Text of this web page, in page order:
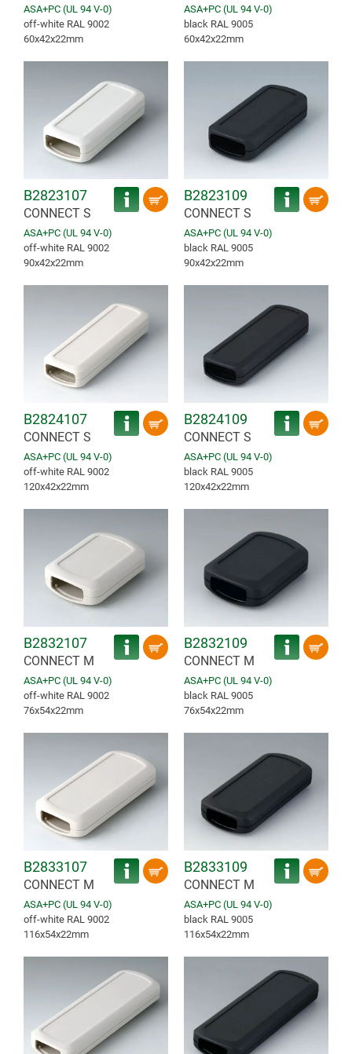
ASA+PC (UL 94 V-0)
off-white RAL 9002
60x42x22mm
ASA+PC (UL 94 V-0)
black RAL 9005
60x42x22mm
B2823107
CONNECT S
ASA+PC (UL 94 V-0)
off-white RAL 9002
90x42x22mm
B2823109
CONNECT S
ASA+PC (UL 94 V-0)
black RAL 9005
90x42x22mm
B2824107
CONNECT S
ASA+PC (UL 94 V-0)
off-white RAL 9002
120x42x22mm
B2824109
CONNECT S
ASA+PC (UL 94 V-0)
black RAL 9005
120x42x22mm
B2832107
CONNECT M
ASA+PC (UL 94 V-0)
off-white RAL 9002
76x54x22mm
B2832109
CONNECT M
ASA+PC (UL 94 V-0)
black RAL 9005
76x54x22mm
B2833107
CONNECT M
ASA+PC (UL 94 V-0)
off-white RAL 9002
116x54x22mm
B2833109
CONNECT M
ASA+PC (UL 94 V-0)
black RAL 9005
116x54x22mm